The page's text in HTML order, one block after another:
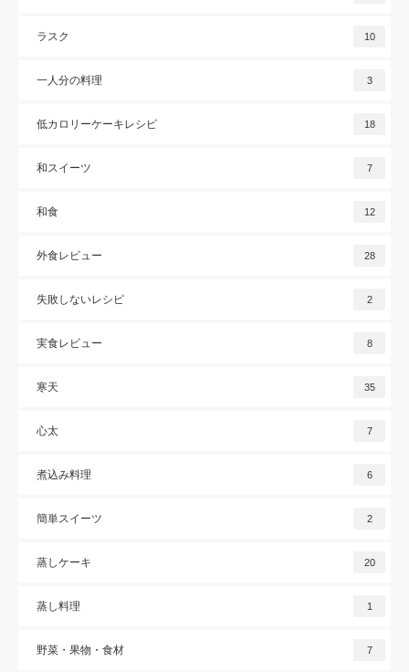
ラスク 10
一人分の料理 3
低カロリーケーキレシピ 18
和スイーツ 7
和食 12
外食レビュー 28
失敗しないレシピ 2
実食レビュー 8
寒天 35
心太 7
煮込み料理 6
簡単スイーツ 2
蒸しケーキ 20
蒸し料理 1
野菜・果物・食材 7